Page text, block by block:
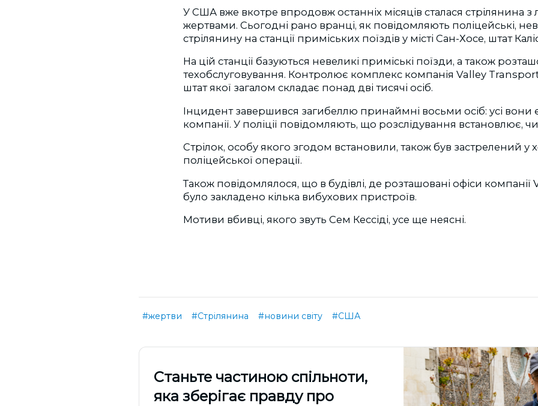
У США вже вкотре впродовж останніх місяців сталася стрілянина
жертвами. Сьогодні рано вранці, як повідомляють поліцейські,
стрілянину на станції приміських поїздів у місті Сан-Хосе, штат
На цій станції базуються невеликі приміські поїзди, а також
техобслуговування. Контролює комплекс компанія Valley
штат якої загалом складає понад дві тисячі осіб.
Інцидент завершився загибеллю принаймні восьми осіб: усі
компанії. У поліції повідомляють, що розслідування встановлює,
Стрілок, особу якого згодом встановили, також був застрелений у
поліцейської операції.
Також повідомлялося, що в будівлі, де розташовані офіси компанії
було закладено кілька вибухових пристроїв.
Мотиви вбивці, якого звуть Сем Кессіді, усе ще неясні.
#жертви #Стрілянина #новини світу #США
Cтаньте частиною спільноти,
яка зберігає правду про